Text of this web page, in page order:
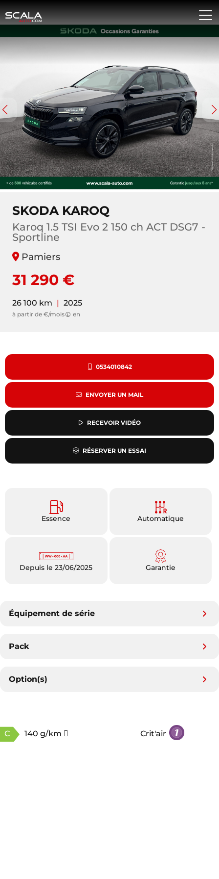
SKODA KAROQ
Karoq 1.5 TSI Evo 2 150 ch ACT DSG7 -
Sportline
Pamiers
31 290 €
26 100 km | 2025
à partir de €/mois en
0534010842
ENVOYER UN MAIL
RECEVOIR VIDÉO
RÉSERVER UN ESSAI
Essence Automatique
Depuis le 23/06/2025 Garantie
Équipement de série
Pack
Option(s)
C 140 g/km Crit'air